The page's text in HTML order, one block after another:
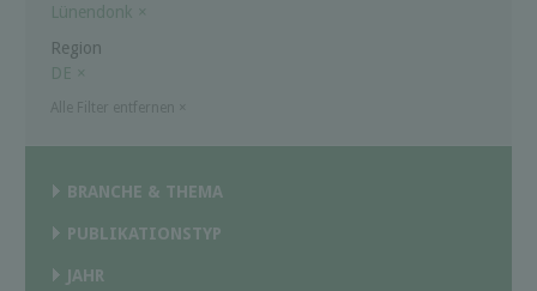
Lünendonk ×
Region
DE ×
BRANCHE & THEMA
PUBLIKATIONSTYP
JAHR